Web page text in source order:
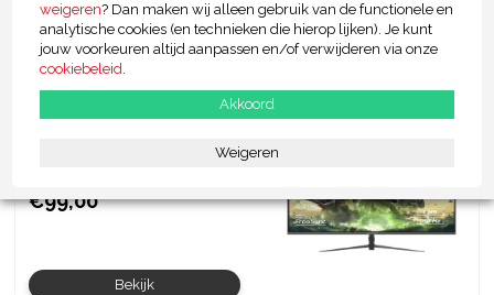
weigeren? Dan maken wij alleen gebruik van de functionele en
analytische cookies (en technieken die hierop lijken). Je kunt
jouw voorkeuren altijd aanpassen en/of verwijderen via onze
cookiebeleid.
Akkoord
Weigeren
Bekijk
27" RAIDER 120Hz PRO GAMING
€99,00
Bekijk